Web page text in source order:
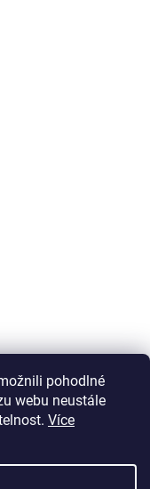
pohodlné
webu neustále
Více